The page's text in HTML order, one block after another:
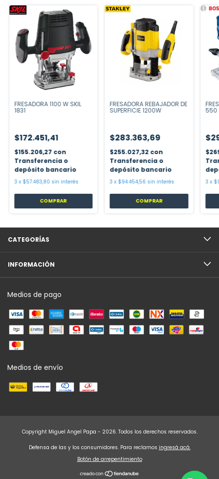
TOTAL TLT6001-
FRESADORA 1100 W SKIL
1831
$172.451,41
$155.206,27 con
Transferencia o
depósito bancario
3 x $57.483,80 sin interés
COMPRAR
FRESADORA REBAJADOR DE
SUPERFICIE 1200W
$283.363,69
$255.027,32 con
Transferencia o
depósito bancario
3 x $94.454,56 sin interés
550
3 x
CATEGORÍAS
INFORMACIÓN
Medios de pago
Medios de envío
Copyright Miguel Angel Papa - 2026. Todos los derechos reservados.
Defensa de las y los consumidores. Para reclamos ingresá acá.
Botón de arrepentimiento